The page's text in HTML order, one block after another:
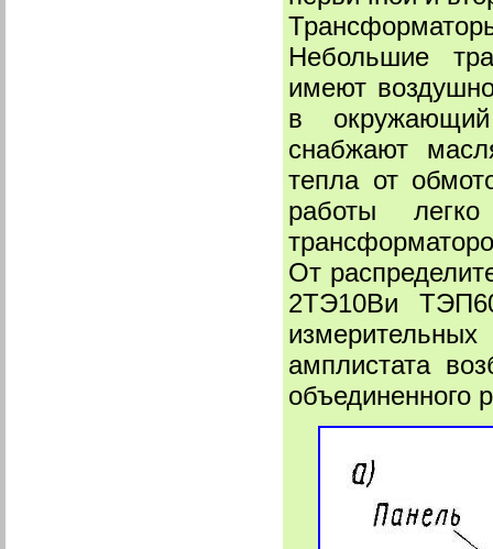
Небольшие
имеют
в
снабжают
тепла от
работы
От
2ТЭ10Ви
амплистата
объединенного